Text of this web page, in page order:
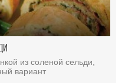
из соленой сельди,
вариант